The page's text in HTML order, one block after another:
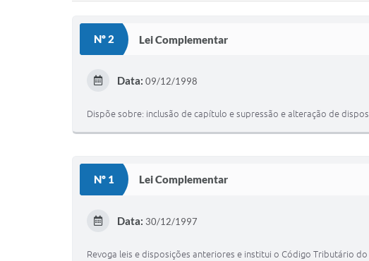
Nº 2 Lei Complementar
Data: 09/12/1998
Dispõe sobre: inclusão de capítulo e supressão e alteração de
Nº 1 Lei Complementar
Data: 30/12/1997
Revoga leis e disposições anteriores e institui o Código Tributário